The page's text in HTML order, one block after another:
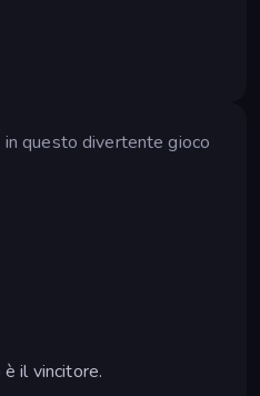
in questo divertente gioco
il vincitore.